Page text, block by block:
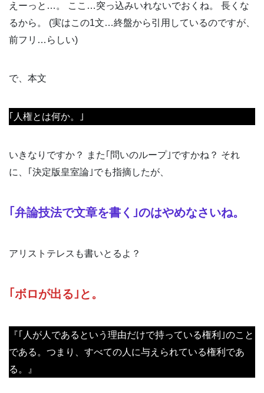
えーっと…。 ここ…突っ込みいれないでおくね。 長くな
るから。 (実はこの1文…終盤から引用しているのですが、
前フリ…らしい)
で、本文
｢人権とは何か。｣
いきなりですか？ また｢問いのループ｣ですかね？ それ
に、｢決定版皇室論｣でも指摘したが、
｢弁論技法で文章を書く｣のはやめなさいね。
アリストテレスも書いとるよ？
｢ボロが出る｣と。
『｢人が人であるという理由だけで持っている権利｣のこと
である。つまり、すべての人に与えられている権利であ
る。』